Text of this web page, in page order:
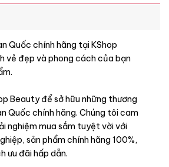
Quốc chính hãng tại KShop
vẻ đẹp và phong cách của bạn
Beauty để sở hữu những thương
Quốc chính hãng. Chúng tôi cam
nghiệm mua sắm tuyệt vời với
sản phẩm chính hãng 100%,
ưu đãi hấp dẫn.